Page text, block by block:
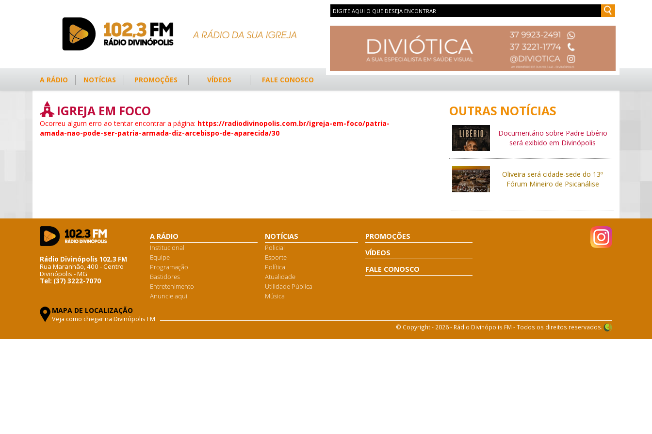
A RÁDIO NOTÍCIAS PROMOÇÕES VÍDEOS FALE CONOSCO
IGREJA EM FOCO
Ocorreu algum erro ao tentar encontrar a página: https://radiodivinopolis.com.br/igreja-em-foco/patria-
amada-nao-pode-ser-patria-armada-diz-arcebispo-de-aparecida/30
OUTRAS NOTÍCIAS
Documentário sobre Padre Libério
será exibido em Divinópolis
Oliveira será cidade-sede do 13º
Fórum Mineiro de Psicanálise
Rádio Divinópolis 102.3 FM
Rua Maranhão, 400 - Centro
Divinópolis - MG
Tel: (37) 3222-7070
A RÁDIO
Institucional
Equipe
Programação
Bastidores
Entretenimento
Anuncie aqui
NOTÍCIAS
Policial
Esporte
Política
Atualidade
Utilidade Pública
Música
PROMOÇÕES
VÍDEOS
FALE CONOSCO
MAPA DE LOCALIZAÇÃO
Veja como chegar na Divinópolis FM
© Copyright - 2026 - Rádio Divinópolis FM - Todos os direitos reservados.